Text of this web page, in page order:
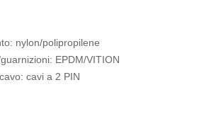
nylon/polipropilene
EPDM/VITION
cavi a 2 PIN